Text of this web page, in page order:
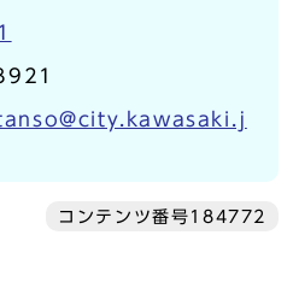
コンテンツ番号184772